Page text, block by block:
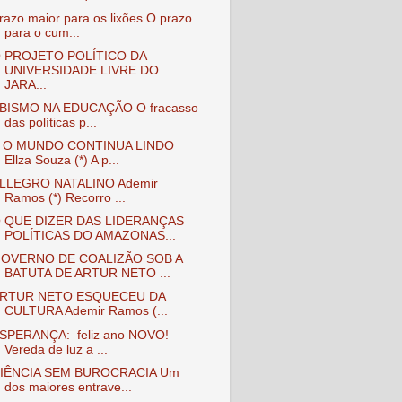
maior para os lixões O prazo
para o cum...
PROJETO POLÍTICO DA
UNIVERSIDADE LIVRE DO
JARA...
NA EDUCAÇÃO O fracasso
das políticas p...
O MUNDO CONTINUA LINDO
Ellza Souza (*) A p...
NATALINO Ademir
Ramos (*) Recorro ...
QUE DIZER DAS LIDERANÇAS
POLÍTICAS DO AMAZONAS...
DE COALIZÃO SOB A
BATUTA DE ARTUR NETO ...
NETO ESQUECEU DA
CULTURA Ademir Ramos (...
feliz ano NOVO!
Vereda de luz a ...
SEM BUROCRACIA Um
dos maiores entrave...